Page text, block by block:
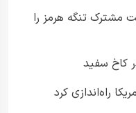
مشترک تنگه هرمز را
کاخ سفید